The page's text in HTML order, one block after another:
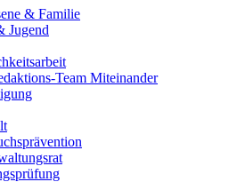
& Familie
Jugend
Team Miteinander